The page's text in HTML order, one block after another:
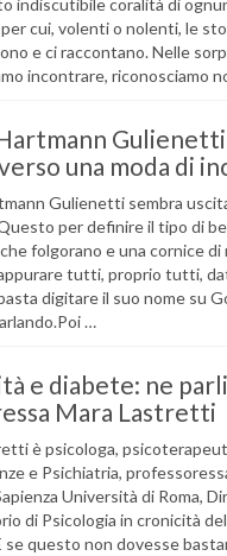
indiscutibile coralità di
cui, volenti o nolenti, le
e ci raccontano. Nelle
incontrare, riconosciamo
una moda di
Gulienetti sembra
per definire il tipo di
folgorano e una cornice di
tutti, proprio tutti,
digitare il suo nome su
…
e diabete: ne
Mara Lastretti
è psicologa,
e Psichiatria,
Università di Roma,
di Psicologia in cronicità
se questo non dovesse